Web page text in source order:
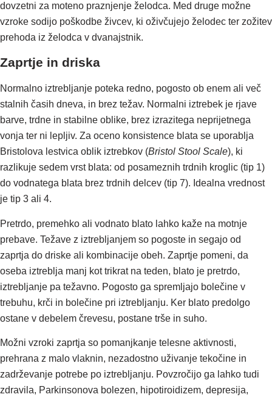
dovzetni za moteno praznjenje želodca. Med druge možne
vzroke sodijo poškodbe živcev, ki oživčujejo želodec ter zožitev
prehoda iz želodca v dvanajstnik.
Zaprtje in driska
Normalno iztrebljanje poteka redno, pogosto ob enem ali več
stalnih časih dneva, in brez težav. Normalni iztrebek je rjave
barve, trdne in stabilne oblike, brez izrazitega neprijetnega
vonja ter ni lepljiv. Za oceno konsistence blata se uporablja
Bristolova lestvica oblik iztrebkov (Bristol Stool Scale), ki
razlikuje sedem vrst blata: od posameznih trdnih kroglic (tip 1)
do vodnatega blata brez trdnih delcev (tip 7). Idealna vrednost
je tip 3 ali 4.
Pretrdo, premehko ali vodnato blato lahko kaže na motnje
prebave. Težave z iztrebljanjem so pogoste in segajo od
zaprtja do driske ali kombinacije obeh. Zaprtje pomeni, da
oseba iztreblja manj kot trikrat na teden, blato je pretrdo,
iztrebljanje pa težavno. Pogosto ga spremljajo bolečine v
trebuhu, krči in bolečine pri iztrebljanju. Ker blato predolgo
ostane v debelem črevesu, postane trše in suho.
Možni vzroki zaprtja so pomanjkanje telesne aktivnosti,
prehrana z malo vlaknin, nezadostno uživanje tekočine in
zadrževanje potrebe po iztrebljanju. Povzročijo ga lahko tudi
zdravila, Parkinsonova bolezen, hipotiroidizem, depresija,